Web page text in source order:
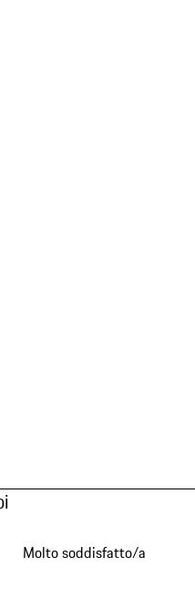
Molto soddisfatto/a